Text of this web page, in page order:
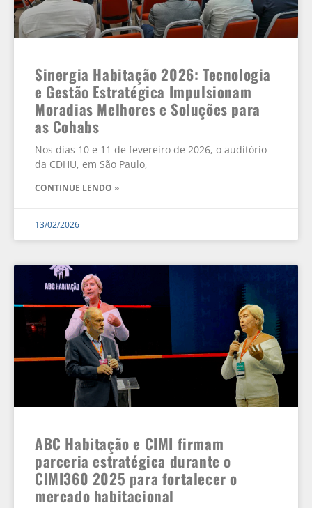
Sinergia Habitação 2026: Tecnologia
e Gestão Estratégica Impulsionam
Moradias Melhores e Soluções para
as Cohabs
Nos dias 10 e 11 de fevereiro de 2026, o auditório
da CDHU, em São Paulo,
CONTINUE LENDO »
13/02/2026
ABC Habitação e CIMI firmam
parceria estratégica durante o
CIMI360 2025 para fortalecer o
mercado habitacional